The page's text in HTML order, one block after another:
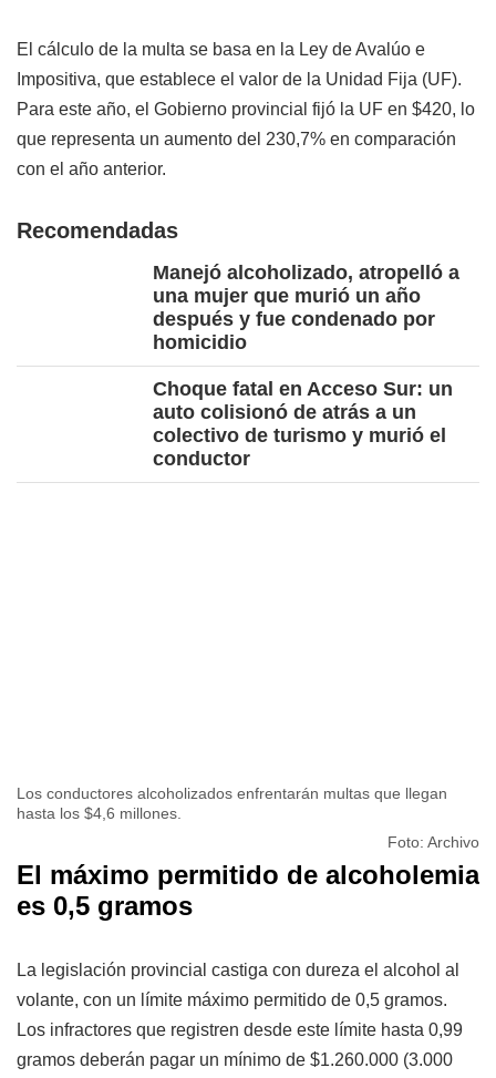
El cálculo de la multa se basa en la Ley de Avalúo e
Impositiva, que establece el valor de la Unidad Fija (UF).
Para este año, el Gobierno provincial fijó la UF en $420, lo
que representa un aumento del 230,7% en comparación
con el año anterior.
Recomendadas
Manejó alcoholizado, atropelló a
una mujer que murió un año
después y fue condenado por
homicidio
Choque fatal en Acceso Sur: un
auto colisionó de atrás a un
colectivo de turismo y murió el
conductor
Los conductores alcoholizados enfrentarán multas que llegan
hasta los $4,6 millones.
Foto: Archivo
El máximo permitido de alcoholemia
es 0,5 gramos
La legislación provincial castiga con dureza el alcohol al
volante, con un límite máximo permitido de 0,5 gramos.
Los infractores que registren desde este límite hasta 0,99
gramos deberán pagar un mínimo de $1.260.000 (3.000